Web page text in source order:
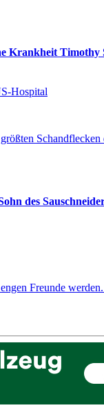
Timothy
Hospital
Freunde